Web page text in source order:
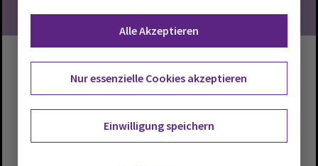
offene Kirche
Delmenhorst:Stadtkirche
Samstag, 8.8.2026, 12-13 Uhr
Alle Akzeptieren
Nur essenzielle Cookies akzeptieren
Einwilligung speichern